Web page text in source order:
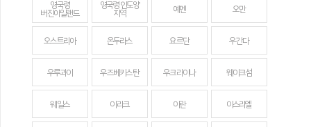
영국령
버진아일랜드
영국령 인도양
지역
예멘 오만
오스트리아 온두라스 요르단 우간다
우루과이 우즈베키스탄 우크라이나 웨이크섬
웨일스 이라크 이란 이스라엘